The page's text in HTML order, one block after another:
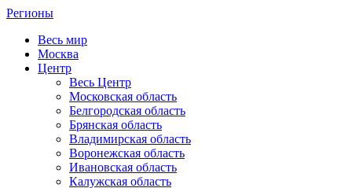
Регионы
Весь мир
Москва
Центр
Весь Центр
Московская область
Белгородская область
Брянская область
Владимирская область
Воронежская область
Ивановская область
Калужская область